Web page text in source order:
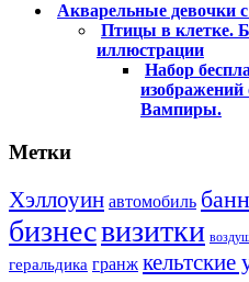
Акварельные девочки
Птицы в клетке.
иллюстрации
Набор
изображений
Вампиры.
Метки
Хэллоуин автомобиль
бизнесвизитки
геральдика гранж кельтские